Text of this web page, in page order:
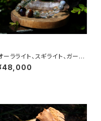
ーラライト、スギライト、ガーデ
クォーツ 高次と繋がり、覚
、肉体の健康を守る